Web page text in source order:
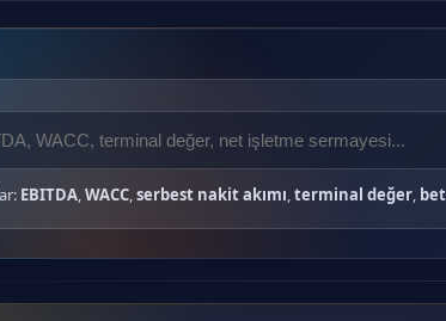
EBITDA,WACC,serbest nakit akımı,terminal değer,